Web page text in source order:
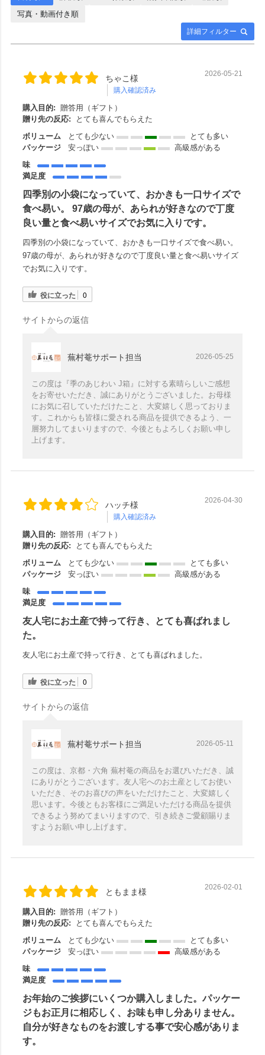
詳細フィルター
写真・動画付き順
ちゃこ様
購入確認済み
2026-05-21
購入目的:
贈答用（ギフト）
贈り先の反応:
とても喜んでもらえた
ボリューム
とても少ない
とても多い
パッケージ
安っぽい
高級感がある
味
満足度
四季別の小袋になっていて、おかきも一口サイズで
食べ易い。 97歳の母が、あられが好きなので丁度
良い量と食べ易いサイズでお気に入りです。
四季別の小袋になっていて、おかきも一口サイズで食べ易い。
97歳の母が、あられが好きなので丁度良い量と食べ易いサイズ
でお気に入りです。
役に立った 0
サイトからの返信
蕪村菴サポート担当 2026-05-25
この度は『季のあじわい J箱』に対する素晴らしいご感想
をお寄せいただき、誠にありがとうございました。お母様
にお気に召していただけたこと、大変嬉しく思っておりま
す。これからも皆様に愛される商品を提供できるよう、一
層努力してまいりますので、今後ともよろしくお願い申し
上げます。
ハッチ様
購入確認済み
2026-04-30
購入目的: 贈答用（ギフト）
贈り先の反応:
とても喜んでもらえた
ボリューム
とても少ない
とても多い
パッケージ
安っぽい
高級感がある
味
満足度
友人宅にお土産で持って行き、とても喜ばれまし
た。
友人宅にお土産で持って行き、とても喜ばれました。
役に立った 0
サイトからの返信
蕪村菴サポート担当 2026-05-11
この度は、京都・六角 蕪村菴の商品をお選びいただき、誠
にありがとうございます。友人宅へのお土産としてお使い
いただき、そのお喜びの声をいただけたこと、大変嬉しく
思います。今後ともお客様にご満足いただける商品を提供
できるよう努めてまいりますので、引き続きご愛顧賜りま
すようお願い申し上げます。
ともまま様 2026-02-01
購入目的: 贈答用（ギフト）
贈り先の反応:
とても喜んでもらえた
ボリューム
とても少ない
とても多い
パッケージ
安っぽい
高級感がある
味
満足度
お年始のご挨拶にいくつか購入しました。パッケー
ジもお正月に相応しく、お味も申し分ありません。
自分が好きなものをお渡しする事で安心感がありま
す。